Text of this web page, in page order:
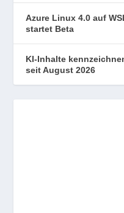
Azure Linux 4.0 auf
startet Beta
KI-Inhalte
seit August 2026